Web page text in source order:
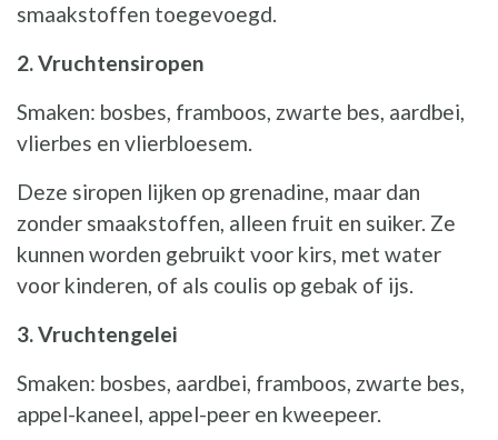
smaakstoffen toegevoegd.
2. Vruchtensiropen
Smaken: bosbes, framboos, zwarte bes, aardbei,
vlierbes en vlierbloesem.
Deze siropen lijken op grenadine, maar dan
zonder smaakstoffen, alleen fruit en suiker. Ze
kunnen worden gebruikt voor kirs, met water
voor kinderen, of als coulis op gebak of ijs.
3. Vruchtengelei
Smaken: bosbes, aardbei, framboos, zwarte bes,
appel-kaneel, appel-peer en kweepeer.